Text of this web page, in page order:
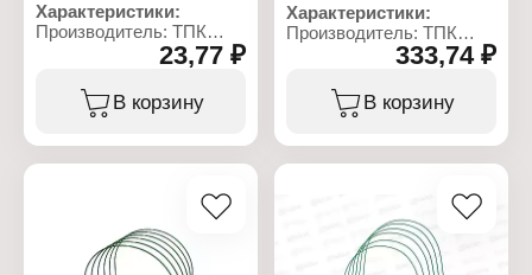
Характеристики:
Производитель: ТПК
Тип товара: Колышек
Диаметр: 10 мм
Длина: 0,5 м
Цвет: зеленый
23,77 ₽
В корзину
Характеристики:
Производитель: ТПК
Тип товара: Дуга для
парника
Длина: 2 м
Цвет: зеленый
333,74 ₽
В корзину